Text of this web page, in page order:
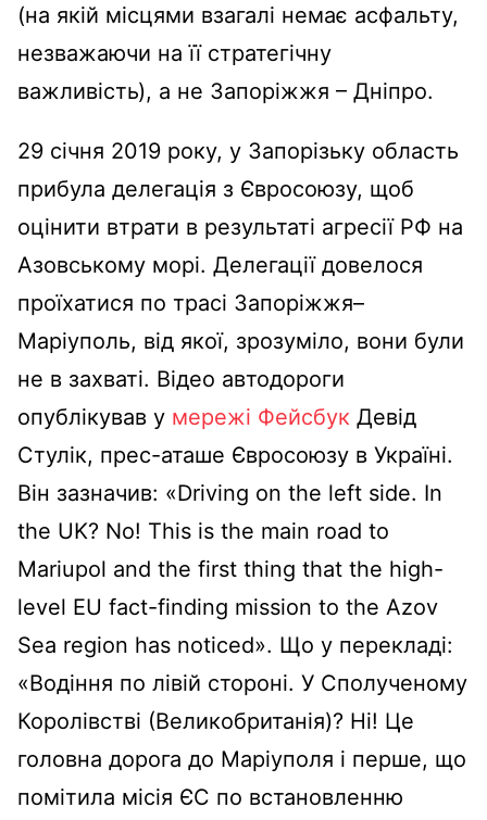
(на якій місцями взагалі немає асфальту,
незважаючи на її стратегічну
важливість), а не Запоріжжя – Дніпро.
29 січня 2019 року, у Запорізьку область
прибула делегація з Євросоюзу, щоб
оцінити втрати в результаті агресії РФ на
Азовському морі. Делегації довелося
проїхатися по трасі Запоріжжя–
Маріуполь, від якої, зрозуміло, вони були
не в захваті. Відео автодороги
опублікував у мережі Фейсбук Девід
Стулік, прес-аташе Євросоюзу в Україні.
Він зазначив: «Driving on the left side. In
the UK? No! This is the main road to
Mariupol and the first thing that the high-
level EU fact-finding mission to the Azov
Sea region has noticed». Що у перекладі:
«Водіння по лівій стороні. У Сполученому
Королівстві (Великобританія)? Ні! Це
головна дорога до Маріуполя і перше, що
помітила місія ЄС по встановленню